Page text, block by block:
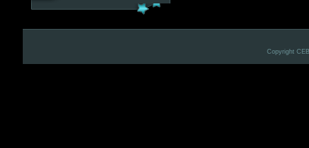
Copyright